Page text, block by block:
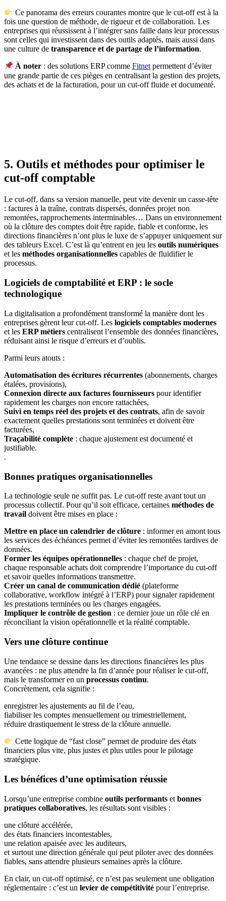
Ce panorama des erreurs courantes montre que le cut-off est à la
fois une question de méthode, de rigueur et de collaboration. Les
entreprises qui réussissent à l’intégrer sans faille dans leur processus
sont celles qui investissent dans des outils adaptés, mais aussi dans
une culture de transparence et de partage de l’information.
À noter : des solutions ERP commeFitnetpermettent d’éviter
une grande partie de ces pièges en centralisant la gestion des projets,
des achats et de la facturation, pour un cut-off fluide et documenté.
5. Outils et méthodes pour optimiser le
cut-off comptable
Le cut-off, dans sa version manuelle, peut vite devenir un casse-tête
: factures à la traîne, contrats dispersés, données projet non
remontées, rapprochements interminables… Dans un environnement
où la clôture des comptes doit être rapide, fiable et conforme, les
directions financières n’ont plus le luxe de s’appuyer uniquement sur
des tableurs Excel. C’est là qu’entrent en jeu les outils numériques
et les méthodes organisationnelles capables de fluidifier le
processus.
Logiciels de comptabilité et ERP : le socle
technologique
La digitalisation a profondément transformé la manière dont les
entreprises gèrent leur cut-off. Les logiciels comptables modernes
et les ERP métiers centralisent l’ensemble des données financières,
réduisant ainsi le risque d’erreurs et d’oublis.
Parmi leurs atouts :
Automatisation des écritures récurrentes (abonnements, charges
étalées, provisions),
Connexion directe aux factures fournisseurs pour identifier
rapidement les charges non encore rattachées,
Suivi en temps réel des projets et des contrats, afin de savoir
exactement quelles prestations sont terminées et doivent être
facturées,
Traçabilité complète : chaque ajustement est documenté et
justifiable.
.
Bonnes pratiques organisationnelles
La technologie seule ne suffit pas. Le cut-off reste avant tout un
processus collectif. Pour qu’il soit efficace, certaines méthodes de
travail doivent être mises en place :
Mettre en place un calendrier de clôture : informer en amont tous
les services des échéances permet d’éviter les remontées tardives de
données.
Former les équipes opérationnelles : chaque chef de projet,
chaque responsable achats doit comprendre l’importance du cut-off
et savoir quelles informations transmettre.
Créer un canal de communication dédié (plateforme
collaborative, workflow intégré à l’ERP) pour signaler rapidement
les prestations terminées ou les charges engagées.
Impliquer le contrôle de gestion : ce dernier joue un rôle clé en
réconciliant la vision opérationnelle et la réalité comptable.
Vers une clôture continue
Une tendance se dessine dans les directions financières les plus
avancées : ne plus attendre la fin d’année pour réaliser le cut-off,
mais le transformer en un processus continu.
Concrètement, cela signifie :
enregistrer les ajustements au fil de l’eau,
fiabiliser les comptes mensuellement ou trimestriellement,
réduire drastiquement le stress de la clôture annuelle.
Cette logique de “fast close” permet de produire des états
financiers plus vite, plus justes et plus utiles pour le pilotage
stratégique.
Les bénéfices d’une optimisation réussie
Lorsqu’une entreprise combine outils performants et bonnes
pratiques collaboratives, les résultats sont visibles :
une clôture accélérée,
des états financiers incontestables,
une relation apaisée avec les auditeurs,
et surtout une direction générale qui peut piloter avec des données
fiables, sans attendre plusieurs semaines après la clôture.
En clair, un cut-off optimisé, ce n’est pas seulement une obligation
réglementaire : c’est un levier de compétitivité pour l’entreprise.